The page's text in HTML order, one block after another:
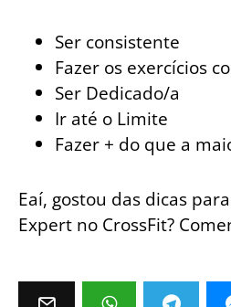
Ser consistente
Fazer os exercícios
Ser Dedicado/a
Ir até o Limite
Fazer + do que a
Eaí, gostou das dicas
Expert no CrossFit?